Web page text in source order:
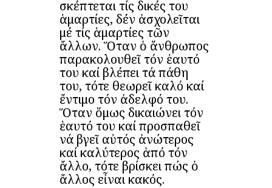
σκέπτεται τίς δικές του
ἁμαρτίες, δέν ἀσχολεῖται
μέ τίς ἁμαρτίες τῶν
ἄλλων. Ὅταν ὁ ἄνθρωπος
παρακολουθεῖ τόν ἑαυτό
του καί βλέπει τά πάθη
του, τότε θεωρεῖ καλό καί
ἔντιμο τόν ἀδελφό του.
Ὅταν ὅμως δικαιώνει τόν
ἑαυτό του καί προσπαθεῖ
νά βγεῖ αὐτός ἀνώτερος
καί καλύτερος ἀπό τόν
ἄλλο, τότε βρίσκει πώς ὁ
ἄλλος εἶναι κακός.